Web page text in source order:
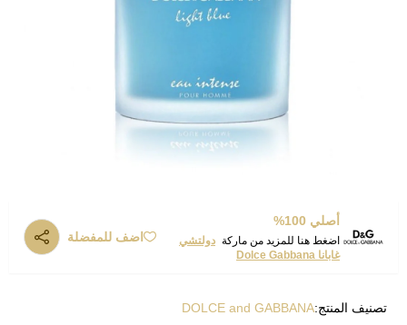
أصلي 100%
اضغط هنا للمزيد من ماركة دولتشي
غابانا Dolce Gabbana
اضف للمفضلة
تصنيف المنتج:DOLCE and GABBANA